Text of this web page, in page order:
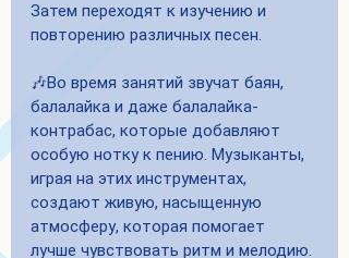
Затем переходят к изучению и
повторению различных песен.
🎶Во время занятий звучат баян,
балалайка и даже балалайка-
контрабас, которые добавляют
особую нотку к пению. Музыканты,
играя на этих инструментах,
создают живую, насыщенную
атмосферу, которая помогает
лучше чувствовать ритм и мелодию.